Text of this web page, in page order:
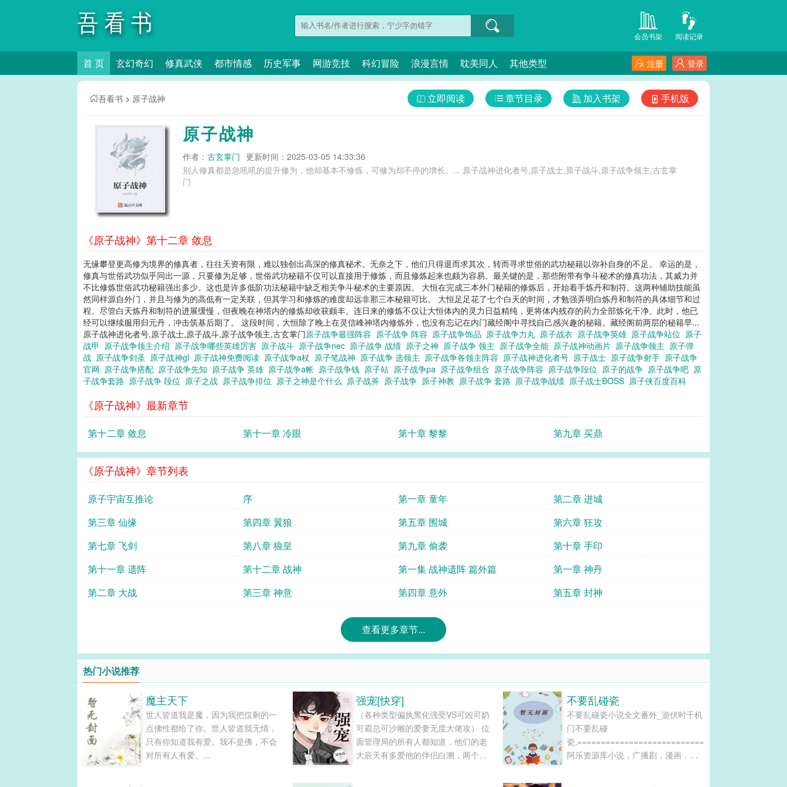
吾看书 阅读记录
会员书架
首 页 玄幻奇幻 修真武侠 都市情感 历史军事 网游竞技 科幻冒险 浪漫言情 耽美同人 其他类型 登录
注册
吾看书 > 原子战神 手机版
加入书架
章节目录
立即阅读
原子战神
作者： 古玄掌门 更新时间：2025-03-05 14:33:36
别人修真都是急吼吼的提升修为，他却基本不修炼，可修为却不停的增长。... 原子战神进化者号,原子战士,原子战斗,原子战争领主,古玄掌
门
《原子战神》第十二章 敛息
无缘攀登更高修为境界的修真者，往往天资有限，难以独创出高深的修真秘术。无奈之下，他们只得退而求其次，转而寻求世俗的武功秘籍以弥补自身的不足。 幸运的是，
修真与世俗武功似乎同出一源，只要修为足够，世俗武功秘籍不仅可以直接用于修炼，而且修炼起来也颇为容易。最关键的是，那些附带有争斗秘术的修真功法，其威力并
不比修炼世俗武功秘籍强出多少。这也是许多低阶功法秘籍中缺乏相关争斗秘术的主要原因。 大恒在完成三本外门秘籍的修炼后，开始着手炼丹和制符。这两种辅助技能虽
然同样源自外门，并且与修为的高低有一定关联，但其学习和修炼的难度却远非那三本秘籍可比。 大恒足足花了七个白天的时间，才勉强弄明白炼丹和制符的具体细节和过
程。尽管白天炼丹和制符的进展缓慢，但夜晚在神塔内的修炼却收获颇丰。连日来的修炼不仅让大恒体内的灵力日益精纯，更将体内残存的药力全部炼化干净。此时，他已
经可以继续服用归元丹，冲击筑基后期了。 这段时间，大恒除了晚上在灵信峰神塔内修炼外，也没有忘记在内门藏经阁中寻找自己感兴趣的秘籍。藏经阁前两层的秘籍早...
原子战神进化者号,原子战士,原子战斗,原子战争领主,古玄掌门原子战争最强阵容 原子战争 阵容 原子战争饰品 原子战争力丸 原子战衣 原子战争英雄 原子战争站位 原子
战甲 原子战争领主介绍 原子战争哪些英雄厉害 原子战斗 原子战争nec 原子战争 战绩 原子之神 原子战争 领主 原子战争全能 原子战神动画片 原子战争领主 原子弹
战 原子战争剑圣 原子战神gl 原子战神免费阅读 原子战争a杖 原子笔战神 原子战争 选领主 原子战争各领主阵容 原子战神进化者号 原子战士 原子战争射手 原子战争
官网 原子战争搭配 原子战争先知 原子战争 英雄 原子战争a帐 原子战争钱 原子站 原子战争pa 原子战争组合 原子战争阵容 原子战争段位 原子的战争 原子战争吧 原
子战争套路 原子战争 段位 原子之战 原子战争排位 原子之神是个什么 原子战斧 原子战争 原子神教 原子战争 套路 原子战争战绩 原子战士BOSS 原子侠百度百科
《原子战神》最新章节
第十二章 敛息 第十一章 冷眼 第十章 黎黎 第九章 买鼎
《原子战神》章节列表
原子宇宙互推论 序 第一章 童年
第二章 进城
第三章 仙缘
第四章 翼狼 第五章 围城
第六章 狂攻
第七章 飞剑
第八章 狼皇 第九章 偷袭
第十章 手印
第十一章 遗阵
第十二章 战神 第一集 战神遗阵 篇外篇
第一章 神丹
第二章 大战
第三章 神意 第四章 意外 第五章 封神
查看更多章节...
热门小说推荐
魔主天下
世人皆道我是魔，因为我把仅剩的一
点佛性都给了你。世人皆道我无情，
只有你知道我有爱。我不是佛，不会
对所有人有爱。...
强宠[快穿]
（各种类型偏执黑化强受VS可凶可奶
可霸总可沙雕的爱妻无度大佬攻） 位
面管理局的所有人都知道，他们的老
大辰天有多爱他的伴侣白溯，两个人
不要乱碰瓷
不要乱碰瓷小说全文番外_游伏时千机
门不要乱碰
瓷
阿乐资源库小说，广播剧，漫画，影